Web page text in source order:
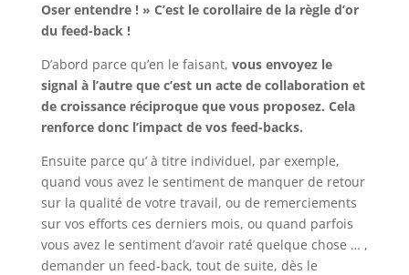
Oser entendre ! » C’est le corollaire de la règle d’or
du feed-back !
D’abord parce qu’en le faisant, vous envoyez le
signal à l’autre que c’est un acte de collaboration et
de croissance réciproque que vous proposez. Cela
renforce donc l’impact de vos feed-backs.
Ensuite parce qu’ à titre individuel, par exemple,
quand vous avez le sentiment de manquer de retour
sur la qualité de votre travail, ou de remerciements
sur vos efforts ces derniers mois, ou quand parfois
vous avez le sentiment d’avoir raté quelque chose … ,
demander un feed-back, tout de suite, dès le